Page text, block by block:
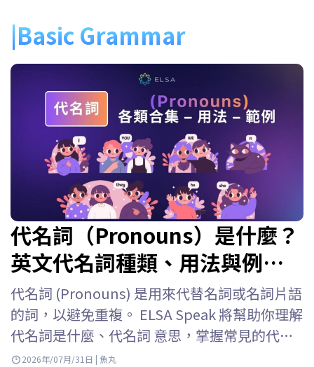
Basic Grammar
代名詞（Pronouns）是什麼？
英文代名詞種類、用法與例句
整理
代名詞 (Pronouns) 是用來代替名詞或名詞片語
的詞，以避免重複。 ELSA Speak 將幫助你理解
代名詞是什麼、代名詞 意思，掌握常見的代名
詞類型，以及詳細的代名詞用法以便在英語中
2026年/07月/31日 | 魚丸